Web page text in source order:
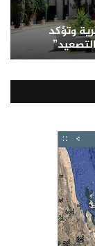
وتؤكد